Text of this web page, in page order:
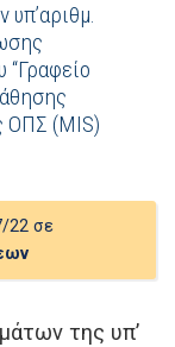
“Γραφείο
ΟΠΣ (MIS)
22 σε
της υπ’